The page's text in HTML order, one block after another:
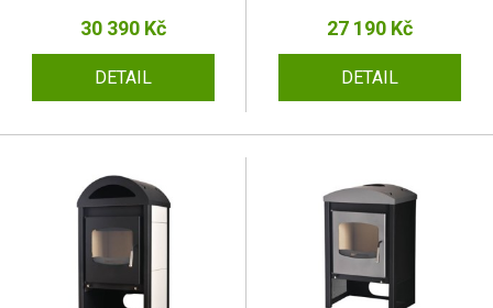
30 390 Kč
DETAIL
27 190 Kč
DETAIL